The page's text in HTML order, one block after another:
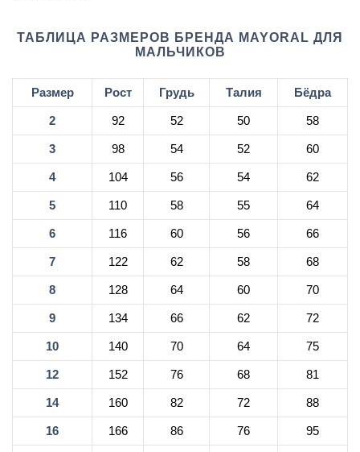
ТАБЛИЦА РАЗМЕРОВ БРЕНДА MAYORAL ДЛЯ
МАЛЬЧИКОВ
Размер Рост Грудь Талия Бёдра
2 92 52 50 58
3 98 54 52 60
4 104 56 54 62
5 110 58 55 64
6 116 60 56 66
7 122 62 58 68
8 128 64 60 70
9 134 66 62 72
10 140 70 64 75
12 152 76 68 81
14 160 82 72 88
16 166 86 76 95